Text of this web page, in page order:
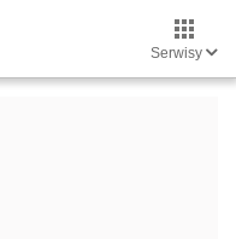
Serwisy